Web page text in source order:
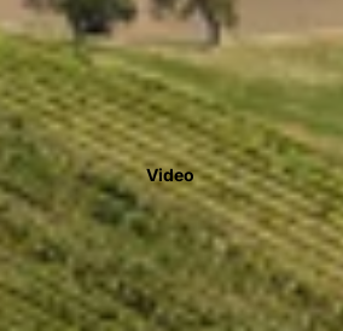
Video